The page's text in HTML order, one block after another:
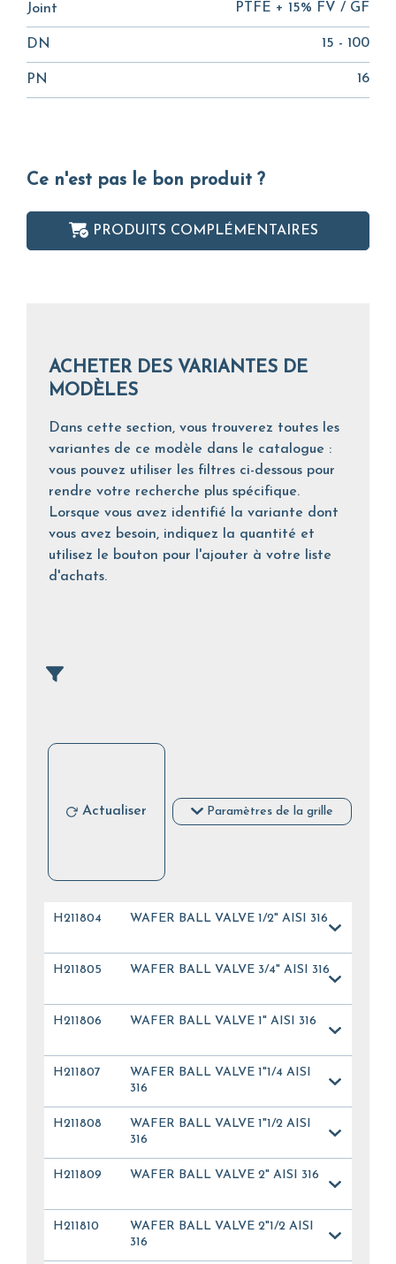
Joint PTFE + 15% FV / GF
DN 15 - 100
PN 16
Ce n'est pas le bon produit ?
PRODUITS COMPLÉMENTAIRES
ACHETER DES VARIANTES DE
MODÈLES
Dans cette section, vous trouverez toutes les
variantes de ce modèle dans le catalogue :
vous pouvez utiliser les filtres ci-dessous pour
rendre votre recherche plus spécifique.
Lorsque vous avez identifié la variante dont
vous avez besoin, indiquez la quantité et
utilisez le bouton pour l'ajouter à votre liste
d'achats.
Actualiser Paramètres de la grille
H211804 WAFER BALL VALVE 1/2" AISI 316
H211805 WAFER BALL VALVE 3/4" AISI 316
H211806 WAFER BALL VALVE 1" AISI 316
H211807
WAFER BALL VALVE 1"1/4 AISI
316
H211808
WAFER BALL VALVE 1"1/2 AISI
316
H211809 WAFER BALL VALVE 2" AISI 316
H211810
WAFER BALL VALVE 2"1/2 AISI
316